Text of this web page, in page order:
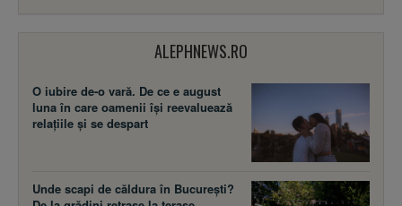
ALEPHNEWS.RO
O iubire de-o vară. De ce e august
luna în care oamenii își reevaluează
relațiile și se despart
Unde scapi de căldura în București?